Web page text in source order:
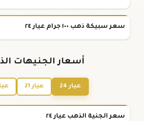
سعر سبيكة ذهب ١٠٠ جرام عيار ٢٤
أسعار الجنيهات
عيار 24 عيار 21 عيار
سعر الجنية الذهب عيار ٢٤